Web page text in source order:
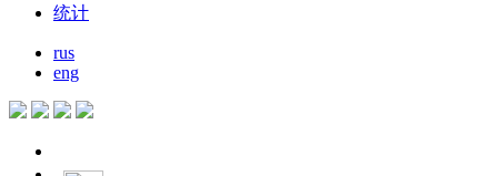
统计
rus
eng